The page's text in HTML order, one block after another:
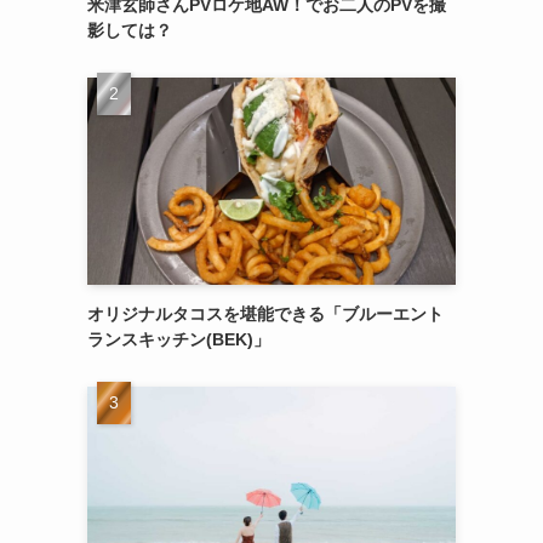
米津玄師さんPVロケ地AW！でお二人のPVを撮
影しては？
オリジナルタコスを堪能できる「ブルーエント
ランスキッチン(BEK)」